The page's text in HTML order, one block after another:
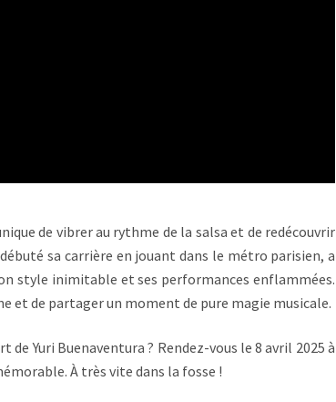
de vibrer au rythme de la salsa et de redécouvrir
sa carrière en jouant dans le métro parisien, a
style inimitable et ses performances enflammées.
et de partager un moment de pure magie musicale.
Yuri Buenaventura ? Rendez-vous le 8 avril 2025 à
À très vite dans la fosse !